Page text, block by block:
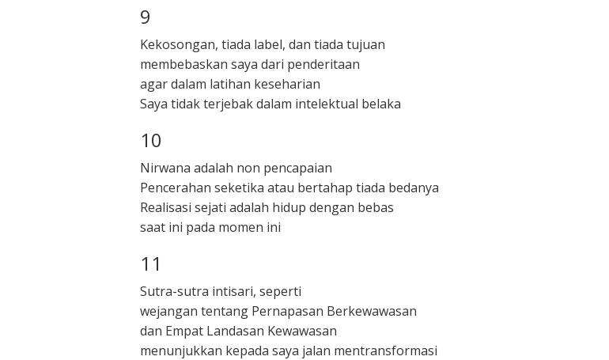
9
Kekosongan, tiada label, dan tiada tujuan
membebaskan saya dari penderitaan
agar dalam latihan keseharian
Saya tidak terjebak dalam intelektual belaka
10
Nirwana adalah non pencapaian
Pencerahan seketika atau bertahap tiada bedanya
Realisasi sejati adalah hidup dengan bebas
saat ini pada momen ini
11
Sutra-sutra intisari, seperti
wejangan tentang Pernapasan Berkewawasan
dan Empat Landasan Kewawasan
menunjukkan kepada saya jalan mentransformasi